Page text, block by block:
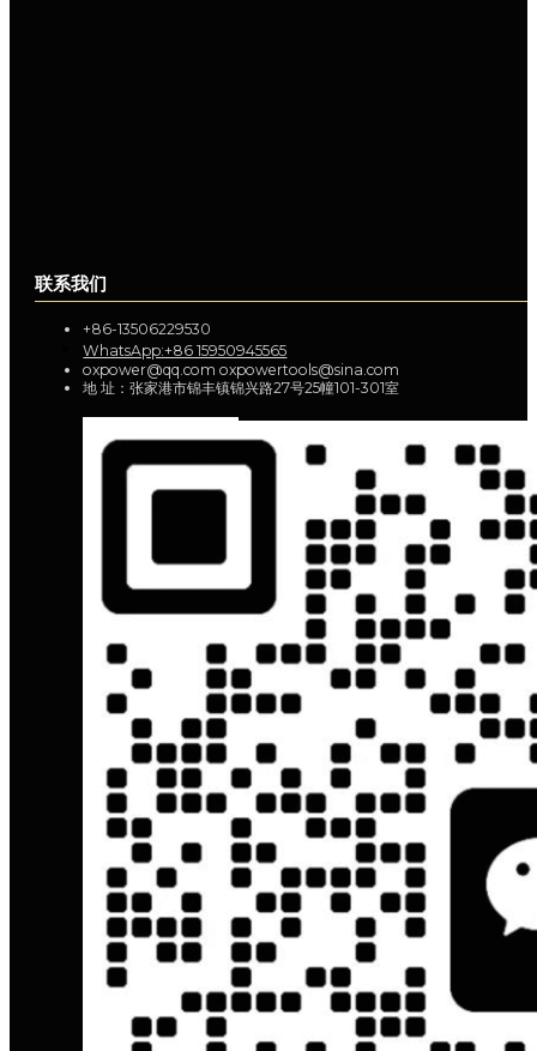
联系我们
+86-13506229530
WhatsApp:+86 15950945565
oxpower@qq.com oxpowertools@sina.com
地 址：张家港市锦丰镇锦兴路27号25幢101-301室